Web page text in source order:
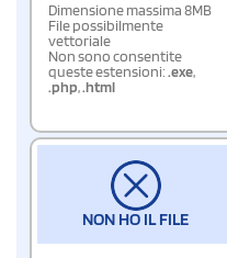
Dimensione massima 8MB
File possibilmente
vettoriale
Non sono consentite
queste estensioni:.exe,
.php,.html
NON HO IL FILE